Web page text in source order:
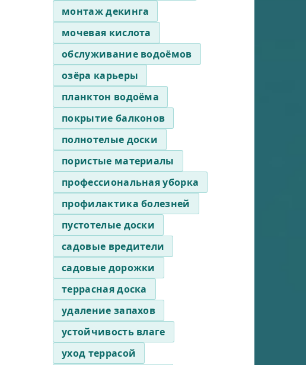
монтаж декинга
мочевая кислота
обслуживание водоёмов
озёра карьеры
планктон водоёма
покрытие балконов
полнотелые доски
пористые материалы
профессиональная уборка
профилактика болезней
пустотелые доски
садовые вредители
садовые дорожки
террасная доска
удаление запахов
устойчивость влаге
уход террасой